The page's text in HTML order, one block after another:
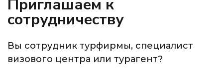
Приглашаем к
сотрудничеству
Вы сотрудник турфирмы, специалист
визового центра или турагент?